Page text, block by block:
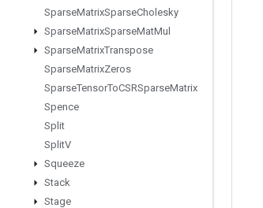
SparseMatrixSparseCholesky
SparseMatrixSparseMatMul
SparseMatrixTranspose
SparseMatrixZeros
SparseTensorToCSRSparseMatrix
Spence
Split
SplitV
Squeeze
Stack
Stage